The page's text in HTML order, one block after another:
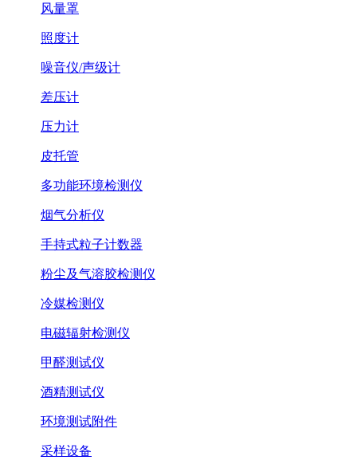
风量罩
照度计
噪音仪/声级计
差压计
压力计
皮托管
多功能环境检测仪
烟气分析仪
手持式粒子计数器
粉尘及气溶胶检测仪
冷媒检测仪
电磁辐射检测仪
甲醛测试仪
酒精测试仪
环境测试附件
采样设备